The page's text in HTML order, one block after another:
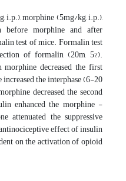
i.p.), morphine (5mg/kg, i.p.),
before morphine and after
test of mice. Formalin test
of formalin (20m, 5%).
decreased the first
the interphase (6-20
decreased the second
enhanced the morphine -
attenuated the suppressive
effect of insulin
on the activation of opioid